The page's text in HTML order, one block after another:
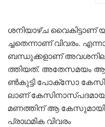
ശ​നി​യാ​ഴ്ച വൈ​കി​ട്ടാ​ണ്
ച്ച​തെ​ന്നാ​ണ് വി​വ​രം.
ബ​ന്ധു​ക്ക​ളാ​ണ്
ത്തി​യ​ത്. അ​തേ​സ​മ​യം
ൺ​കു​ട്ടി പോ​ക്സോ
ലാ​ണ്
മ​ണ​ത്തി​ന് ആ
പ്രാഥമിക വിവരം